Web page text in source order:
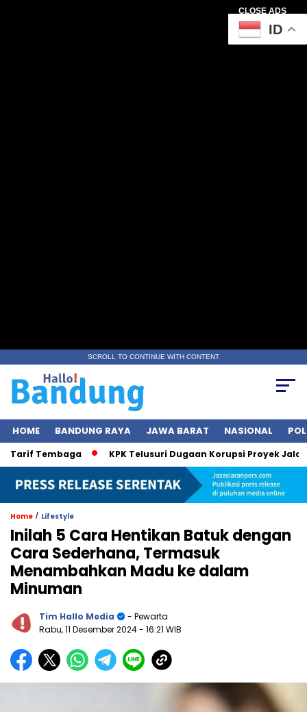
CLOSE ADS
SCROLL TO CONTINUE WITH CONTENT
HOME BANDUNG RAYA JAWA BARAT NASIONAL
Tembaga KPK Telusuri Dugaan Korupsi Proyek Jalan,
Home / Lifestyle
Inilah 5 Cara Hentikan Batuk dengan
Cara Sederhana, Termasuk
Menambahkan Madu ke dalam
Minuman
Tim Hallo Media
- Pewarta
Rabu, 11 Desember 2024- 16:21 WIB
ID